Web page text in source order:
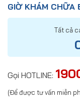
GIỜ KHÁM CHỮA
Tất cả
Gọi HOTLINE:
(Để được tư vấn miễn